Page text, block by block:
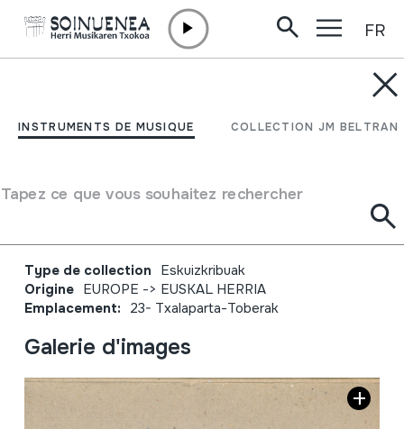
INSTRUMENTS DE MUSIQUE COLLECTION JM BELTRAN
Tapez ce que vous souhaitez rechercher
FR
Origen- Madera- Xilofon.
Significado y uso
correcto de la txalaparta.
Type de collection Eskuizkribuak
Origine EUROPE -> EUSKAL HERRIA
Emplacement: 23- Txalaparta-Toberak
Galerie d'images